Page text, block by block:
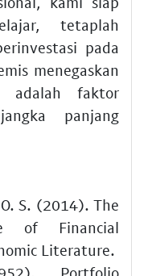
tetaplah
pada
menegaskan
adalah faktor
panjang
S. (2014). The
of Financial
Literature.